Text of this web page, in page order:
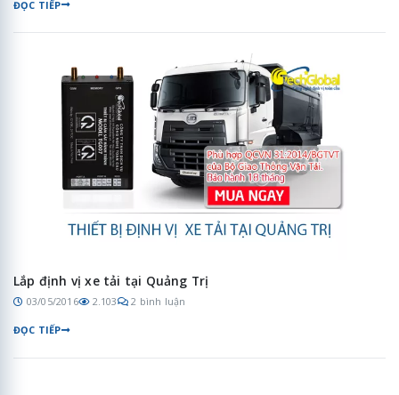
ĐỌC TIẾP
Lắp định vị xe tải tại Quảng Trị
03/05/2016 2.103 2 bình luận
ĐỌC TIẾP